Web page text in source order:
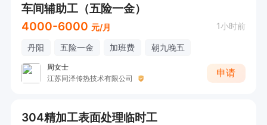
车间辅助工（五险一金）
4000-6000 元/月 1小时前
丹阳 五险一金 加班费 朝九晚五
周女士
江苏同泽传热技术有限公司
申请
304精加工表面处理临时工